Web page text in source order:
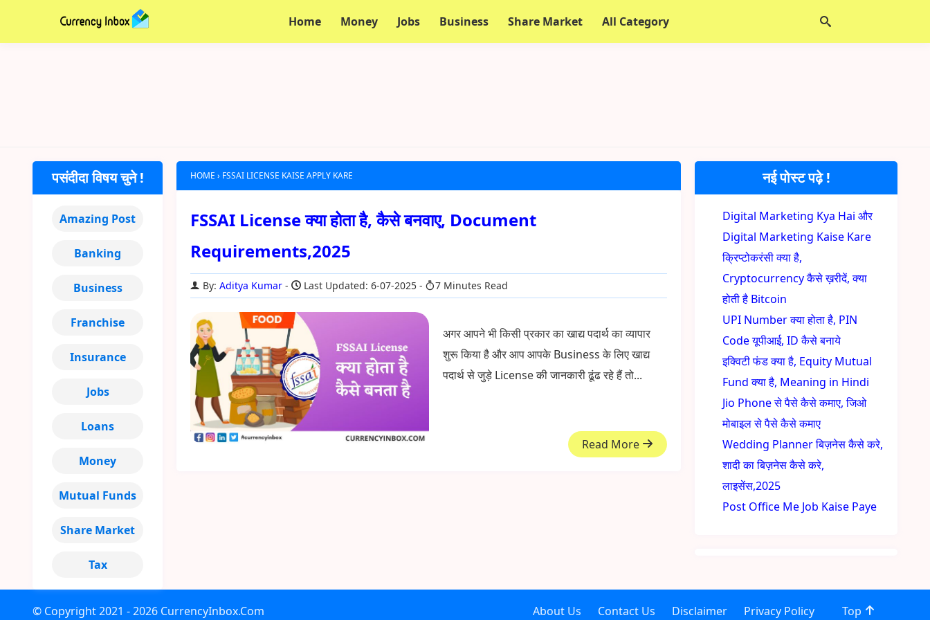
Home Money Jobs Business Share Market All Category
HOME › FSSAI LICENSE KAISE APPLY KARE
FSSAI License क्या होता है, कैसे बनवाए, Document
Requirements,2025
By:Aditya Kumar Last Updated: 6-07-2025 7 Minutes Read
अगर आपने भी किसी प्रकार का खाद्य पदार्थ का व्यापार
शुरू किया है और आप आपके Business के लिए खाद्य
पदार्थ से जुड़े License की जानकारी ढूंढ रहे हैं तो...
Read More
नई पोस्ट पढ़े !
Digital Marketing Kya Hai और
Digital Marketing Kaise Kare
क्रिप्टोकरंसी क्या है,
Cryptocurrency कैसे ख़रीदें, क्या
होती है Bitcoin
UPI Number क्या होता है, PIN
Code यूपीआई, ID कैसे बनाये
इक्विटी फंड क्या है, Equity Mutual
Fund क्या है, Meaning in Hindi
Jio Phone से पैसे कैसे कमाए, जिओ
मोबाइल से पैसे कैसे कमाए
Wedding Planner बिज़नेस कैसे करे,
शादी का बिज़नेस कैसे करे,
लाइसेंस,2025
Post Office Me Job Kaise Paye
पसंदीदा विषय चुने !
Amazing Post
Banking
Business
Franchise
Insurance
Jobs
Loans
Money
Mutual Funds
Share Market
Tax
© Copyright2021 - 2026 CurrencyInbox.Com About Us Contact Us Disclaimer Privacy Policy Top